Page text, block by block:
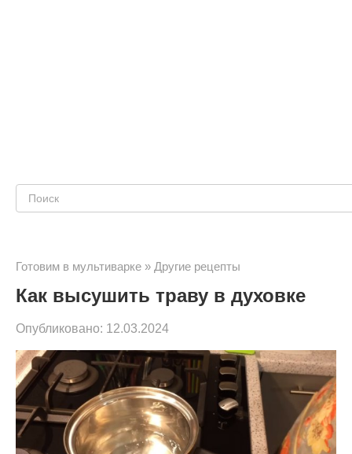
Поиск:
Готовим в мультиварке » Другие рецепты
Как высушить траву в духовке
Опубликовано: 12.03.2024